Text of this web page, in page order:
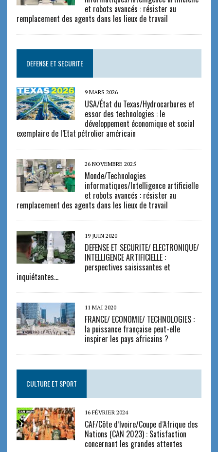
et robots avancés : résister au
remplacement des agents dans les lieux de travail
DEFENSE ET SECURITE
9 MARS 2026
USA/État du Texas/Hydrocarbures et
essor des technologies : le
développement économique et social
exemplaire de l’Etat pétrolier américain
26 NOVEMBRE 2025
Monde/Technologies
informatiques/Intelligence artificielle
et robots avancés : résister au
remplacement des agents dans les lieux de travail
19 JUIN 2020
DEFENSE ET SECURITE/ ELECTRONIQUE/
INTELLIGENCE ARTIFICIELLE :
perspectives saisissantes et
inquiétantes…
11 MAI 2020
FRANCE/ ECONOMIE/ TECHNOLOGIES :
la puissance française peut-elle
inspirer les pays africains ?
CULTURE ET SPORT
16 FÉVRIER 2024
CAF/Côte d’Ivoire/Coupe d’Afrique des
Nations (CAN 2023) : Satisfaction
concernant les grandes attentes